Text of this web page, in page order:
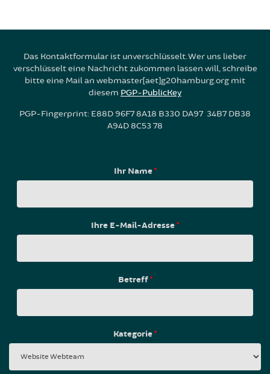
Das Kontaktformular ist unverschlüsselt. Wer uns lieber
verschlüsselt eine Nachricht zukommen lassen will, schreibe
bitte eine Mail an webmaster[aet]g20hamburg.org mit
diesem PGP-PublicKey
PGP-Fingerprint: E88D 96F7 8A18 B330 DA97 34B7 DB38
A94D 8C53 78
Ihr Name*
Ihre E-Mail-Adresse*
Betreff*
Kategorie*